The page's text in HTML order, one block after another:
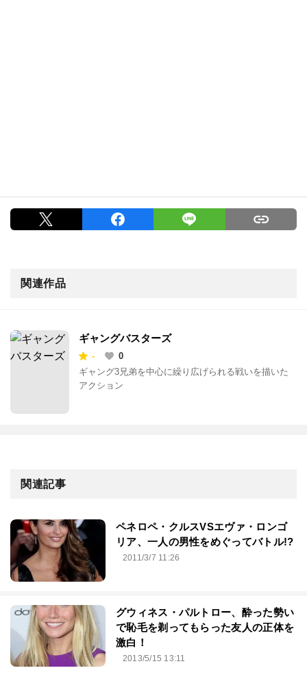
関連作品
ギャングバスターズ
-
0
ギャング3兄弟を中心に繰り広げられる戦いを描いた
アクション
関連記事
ペネロペ・クルスVSエヴァ・ロンゴ
リア、一人の男性をめぐってバトル!?
2011/3/7 11:26
グウィネス・パルトロー、酔った勢い
で恥毛を剃ってもらった友人の正体を
激白！
2013/5/15 13:11